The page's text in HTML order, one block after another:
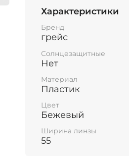
Характеристики
Бренд
грейс
Солнцезащитные
Нет
Материал
Пластик
Цвет
Бежевый
Ширина линзы
55